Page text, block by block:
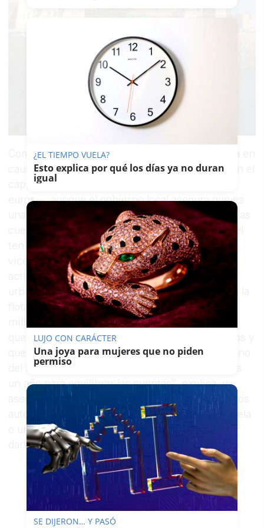
Comujesa, por esta circunstancia, se encuentra en
causa de disolución, ya que las pérdidas superan el
capital social de la empresa —de unos 600.000
euros—, aunque el gobierno local asegura que es
una situación que ha forzado para “reequilibrar las
cuentas”. La intención, señala alavozdelsur.esel
teniente de alcaldesa José Antonio Díaz,
vicepresidente de Comujesa, es incluir como
activos de la sociedad los nuevos autobuses
urbanos que el Ayuntamiento pretende añadir a la
flota a mediados de año, valorados en unos tres
millones de euros. “Era un problema endémico
que tenía la sociedad desde hacía bastantes años y
que no se había abordado por el anterior gobierno
del PP”, señala Díaz. “A partir de ahora tenemos
un año para equilibrar las cuentas”, explica, y
asegura que ese déficit se salvará “con los nuevos
autobuses o con cualquier otro activo, una parcela
o una ampliación de capital, por lo que vamos a
darle solución los próximos meses”.
¿EL TIEMPO VUELA?
Esto explica por qué los días ya no duran
igual
LUJO CON CARÁCTER
Una joya para mujeres que no piden
permiso
SE DIJERON… Y PASÓ